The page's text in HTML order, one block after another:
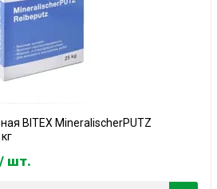
BITEX MineralischerPUTZ
/ шт.